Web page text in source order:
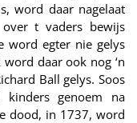
word daar nagelaat
t vaders bewijs
word egter nie gelys
daar ook nog ‘n
Ball gelys. Soos
genoem na
dood, in 1737, word